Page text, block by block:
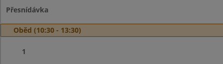
Přesnídávka
Oběd (10:30 - 13:30)
1